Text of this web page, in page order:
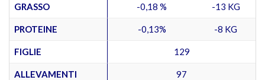
GRASSO -0,18 % -13 KG
PROTEINE -0,13% -8 KG
FIGLIE 129
ALLEVAMENTI 97